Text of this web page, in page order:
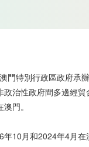
特別行政區政府承
治性政府間多邊經
門。
10月和2024年4月